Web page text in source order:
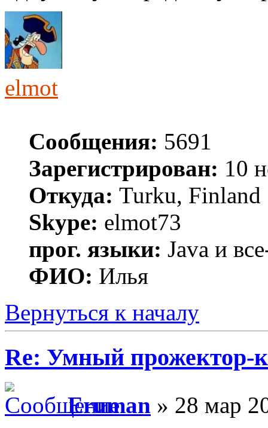
elmot
Сообщения: 5691
Зарегистрирован: 10
Откуда: Turku, Finland
Skype: elmot73
прог. языки: Java и
ФИО: Илья
Вернуться к началу
Re: Умный прожектор-
Eruman » 28 мар